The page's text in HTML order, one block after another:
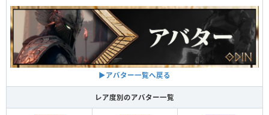
▶アバター一覧へ戻る
レア度別のアバター一覧